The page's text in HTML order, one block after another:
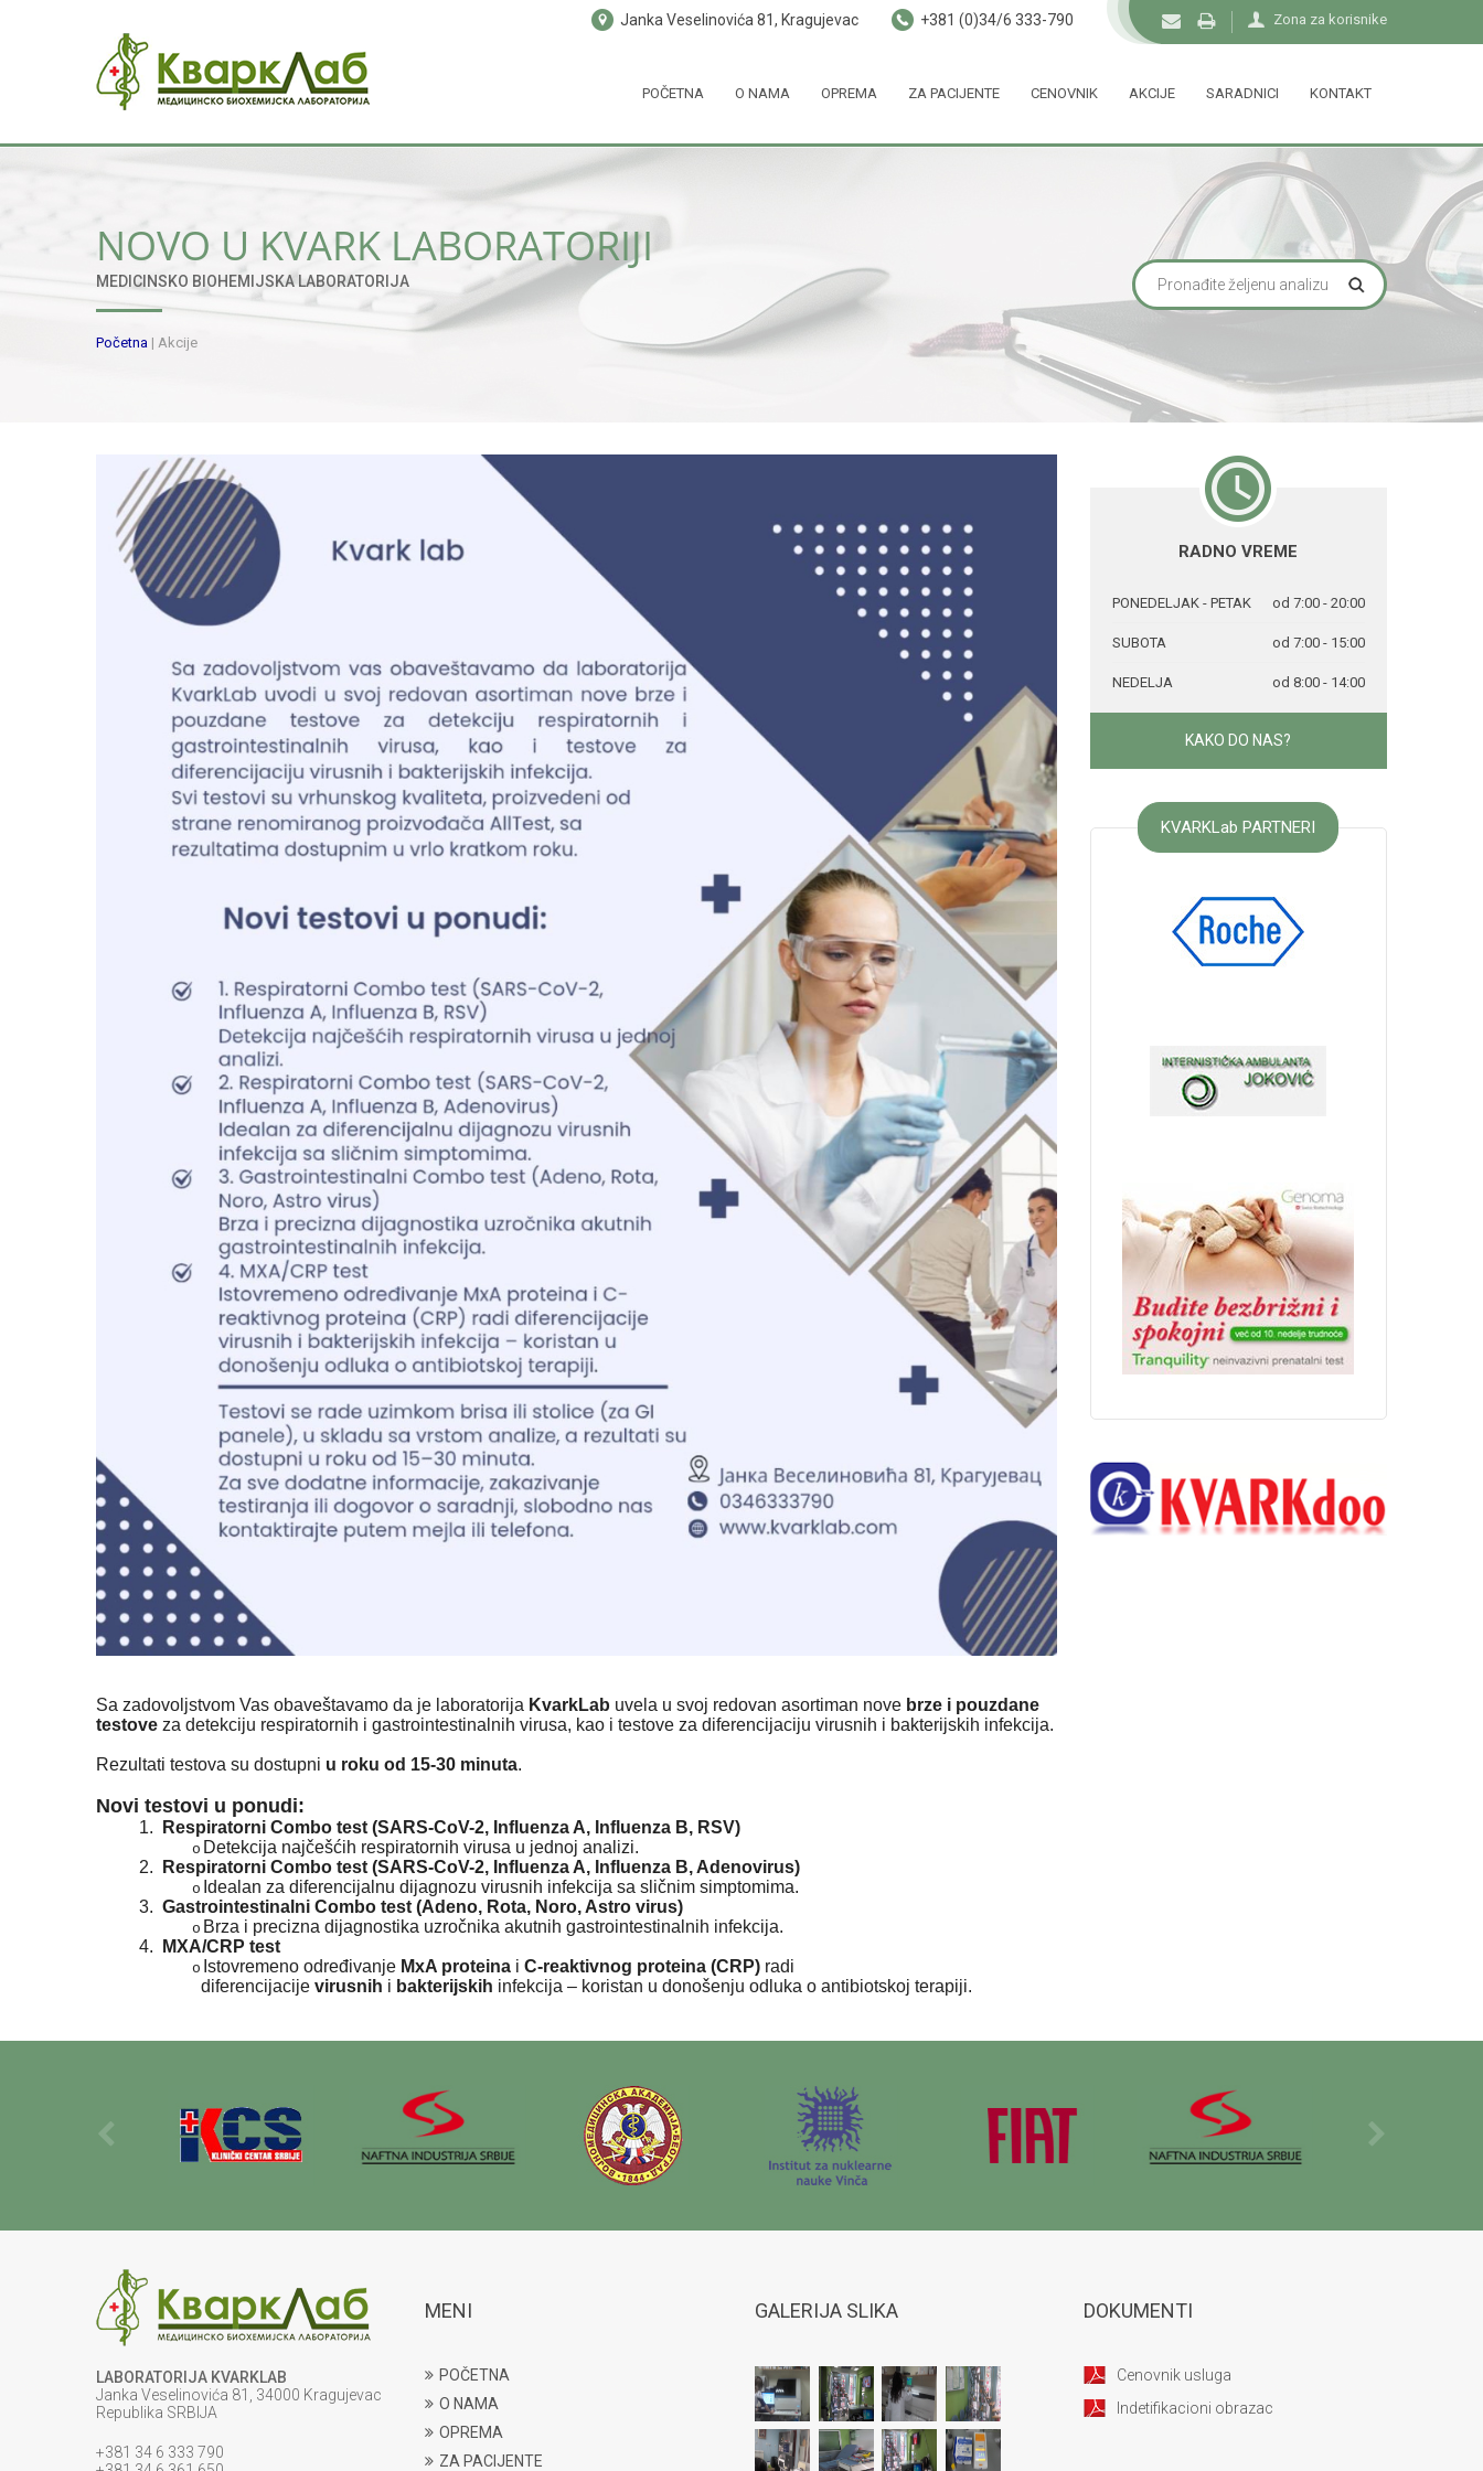
Zona za korisnike
Janka Veselinovića 81, Kragujevac +381 (0)34/6 333-790
POČETNA O NAMA OPREMA ZA PACIJENTE CENOVNIK AKCIJE SARADNICI KONTAKT
NOVO U KVARK LABORATORIJI
MEDICINSKO BIOHEMIJSKA LABORATORIJA
Početna | Akcije
Sa zadovoljstvom Vas obaveštavamo da je laboratorija KvarkLab uvela u svoj redovan asortiman nove brze i pouzdane
testove za detekciju respiratornih i gastrointestinalnih virusa, kao i testove za diferencijaciju virusnih i bakterijskih infekcija.
Rezultati testova su dostupni u roku od 15-30 minuta.
Novi testovi u ponudi:
1. Respiratorni Combo test (SARS-CoV-2, Influenza A, Influenza B, RSV)
o Detekcija najčešćih respiratornih virusa u jednoj analizi.
2.
Respiratorni Combo test (SARS-CoV-2, Influenza A, Influenza B, Adenovirus)
o Idealan za diferencijalnu dijagnozu virusnih infekcija sa sličnim simptomima.
3. Gastrointestinalni Combo test (Adeno, Rota, Noro, Astro virus)
o Brza i precizna dijagnostika uzročnika akutnih gastrointestinalnih infekcija.
4.
MXA/CRP test
o Istovremeno određivanje MxA proteina i C-reaktivnog proteina (CRP) radi
diferencijacije virusnih i bakterijskih infekcija – koristan u donošenju odluka o antibiotskoj terapiji.
RADNO VREME
PONEDELJAK - PETAK od 7:00 - 20:00
SUBOTA od 7:00 - 15:00
NEDELJA od 8:00 - 14:00
KAKO DO NAS?
KVARKLab PARTNERI
LABORATORIJA KVARKLAB
Janka Veselinovića 81, 34000 Kragujevac
Republika SRBIJA
+381 34 6 333 790
MENI
POČETNA
O NAMA
OPREMA
ZA PACIJENTE
GALERIJA SLIKA DOKUMENTI
Cenovnik usluga
Indetifikacioni obrazac